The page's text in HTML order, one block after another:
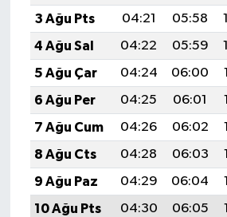
3 Ağu Pts
04:21 05:58
4 Ağu Sal
04:22 05:59
5 Ağu Çar
04:24 06:00
6 Ağu Per
04:25 06:01
7 Ağu Cum
04:26 06:02
8 Ağu Cts
04:28 06:03
9 Ağu Paz
04:29 06:04
10 Ağu Pts
04:30 06:05